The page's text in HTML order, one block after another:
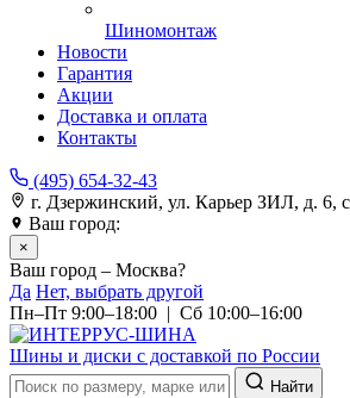
Шиномонтаж
Новости
Гарантия
Акции
Доставка и оплата
Контакты
(495) 654-32-43
г. Дзержинский, ул. Карьер ЗИЛ, д. 6,
Ваш город:
×
Ваш город – Москва?
Да Нет, выбрать другой
Пн–Пт 9:00–18:00 | Сб 10:00–16:00
Шины и диски с доставкой по России
Найти